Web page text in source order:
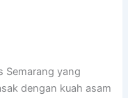
Semarang yang
dengan kuah asam